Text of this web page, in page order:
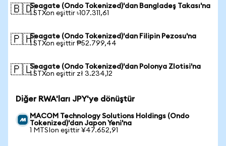
🇧🇩Seagate (Ondo Tokenized)'dan Bangladeş Takası'na
1 STXon eşittir ৳107.311,61
🇵🇭Seagate (Ondo Tokenized)'dan Filipin Pezosu'na
1 STXon eşittir ₱52.799,44
🇵🇱Seagate (Ondo Tokenized)'dan Polonya Zlotisi'na
1 STXon eşittir zł 3.234,12
Diğer RWA'ları JPY'ye dönüştür
MACOM Technology Solutions Holdings (Ondo
Tokenized)'dan Japon Yeni'na
1 MTSIon eşittir ¥47.652,91